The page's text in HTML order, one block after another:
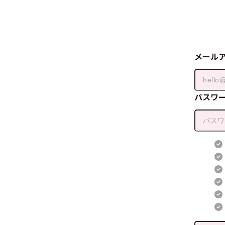
メール
パスワ